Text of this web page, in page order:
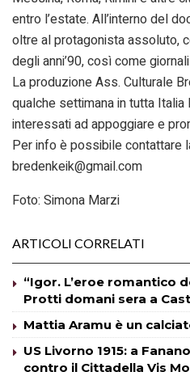
entro l’estate. All’interno del
oltre al protagonista assoluto,
degli anni’90, così come
La produzione Ass. Culturale
qualche settimana in tutta
interessati ad appoggiare e
Per info è possibile contattare
bredenkeik@gmail.com
Foto: Simona Marzi
ARTICOLI CORRELATI
“Igor. L’eroe romantico
Protti domani sera a
Mattia Aramu è un
US Livorno 1915: a
contro il Cittadella Vis